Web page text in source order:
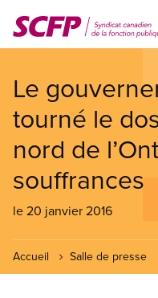
au
contenu
Le
tourné le
nord de
souffrances
le 20 janvier 2016
Accueil Salle de presse